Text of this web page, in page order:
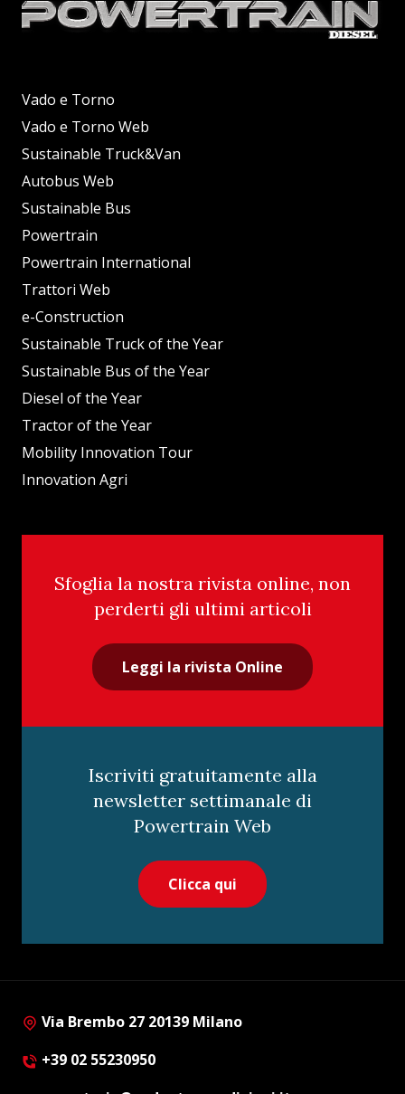
Vado e Torno
Vado e Torno Web
Sustainable Truck&Van
Autobus Web
Sustainable Bus
Powertrain
Powertrain International
Trattori Web
e-Construction
Sustainable Truck of the Year
Sustainable Bus of the Year
Diesel of the Year
Tractor of the Year
Mobility Innovation Tour
Innovation Agri
Sfoglia la nostra rivista online, non
perderti gli ultimi articoli
Leggi la rivista Online
Iscriviti gratuitamente alla
newsletter settimanale di
Powertrain Web
Clicca qui
Via Brembo 27 20139 Milano
+39 02 55230950